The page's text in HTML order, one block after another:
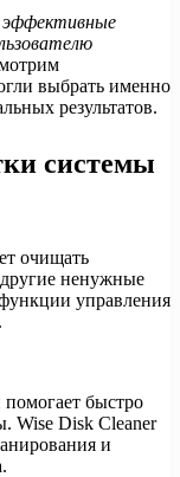
эффективные
выбрать именно
результатов.
системы
очищать
ненужные
управления
быстро
Wise Disk Cleaner
и